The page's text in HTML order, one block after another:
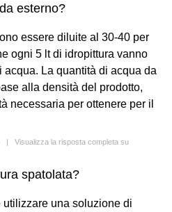
esterno?
essere diluite al 30-40 per
ogni 5 lt di idropittura vanno
La quantità di acqua da
alla densità del prodotto,
necessaria per ottenere per il
| Visualizza la risposta completa su
spatolata?
una soluzione di